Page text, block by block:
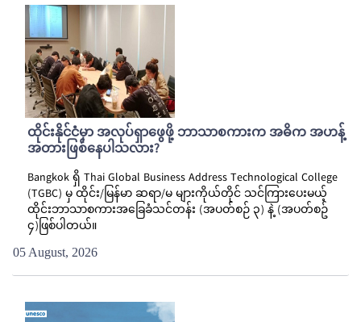
ထိုင်းနိုင်ငံမှာ အလုပ်ရှာဖွေဖို့ ဘာသာစကားက အဓိက အဟန့်
အတားဖြစ်နေပါသလား?
Bangkok ရှိ Thai Global Business Address Technological College
(TGBC) မှ ထိုင်း/မြန်မာ ဆရာ/မ များကိုယ်တိုင် သင်ကြားပေးမယ့်
ထိုင်းဘာသာစကားအခြေခံသင်တန်း (အပတ်စဉ် ၃) နဲ့ (အပတ်စဥ်
၄)ဖြစ်ပါတယ်။
05 August, 2026